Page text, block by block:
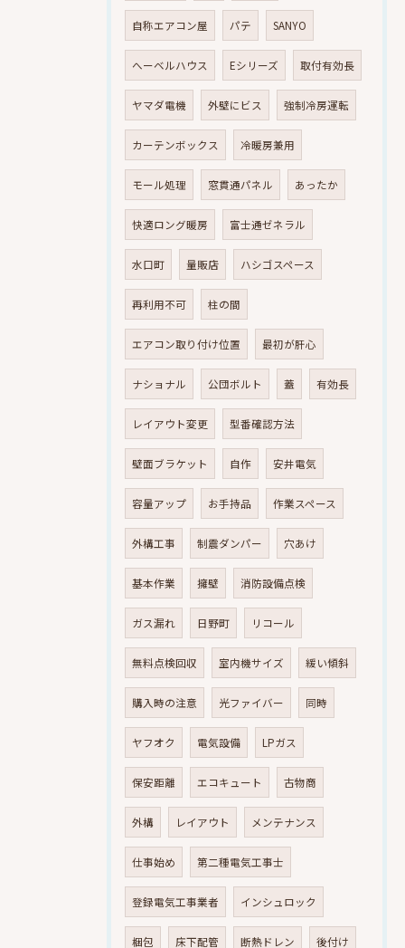
自称エアコン屋 パテ SANYO
へーベルハウス Eシリーズ 取付有効長
ヤマダ電機 外壁にビス 強制冷房運転
カーテンボックス 冷暖房兼用
モール処理 窓貫通パネル あったか
快適ロング暖房 富士通ゼネラル
水口町 量販店 ハシゴスペース
再利用不可 柱の間
エアコン取り付け位置 最初が肝心
ナショナル 公団ボルト 蓋 有効長
レイアウト変更 型番確認方法
壁面ブラケット 自作 安井電気
容量アップ お手持品 作業スペース
外構工事 制震ダンパー 穴あけ
基本作業 擁壁 消防設備点検
ガス漏れ 日野町 リコール
無料点検回収 室内機サイズ 緩い傾斜
購入時の注意 光ファイバー 同時
ヤフオク 電気設備 LPガス
保安距離 エコキュート 古物商
外構 レイアウト メンテナンス
仕事始め 第二種電気工事士
登録電気工事業者 インシュロック
梱包 床下配管 断熱ドレン 後付け